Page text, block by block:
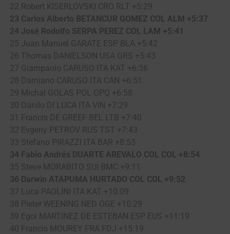
22 Robert KISERLOVSKI CRO RLT +5:29
23 Carlos Alberto BETANCUR GOMEZ COL ALM +5:37
24 José Rodolfo SERPA PEREZ COL LAM +5:41
25 Juan Manuel GARATE ESP BLA +5:42
26 Thomas DANIELSON USA GRS +5:43
27 Giampaolo CARUSO ITA KAT +6:36
28 Damiano CARUSO ITA CAN +6:51
29 Michal GOLAS POL OPQ +6:58
30 Danilo DI LUCA ITA VIN +7:29
31 Francis DE GREEF BEL LTB +7:40
32 Evgeny PETROV RUS TST +7:43
33 Stefano PIRAZZI ITA BAR +8:53
34 Fabio Andrés DUARTE AREVALO COL COL +8:54
35 Steve MORABITO SUI BMC +9:11
36 Darwin ATAPUMA HURTADO COL COL +9:52
37 Luca PAOLINI ITA KAT +10:09
38 Pieter WEENING NED OGE +10:29
39 Egoi MARTINEZ DE ESTEBAN ESP EUS +11:19
40 Francis MOUREY FRA FDJ +15:19